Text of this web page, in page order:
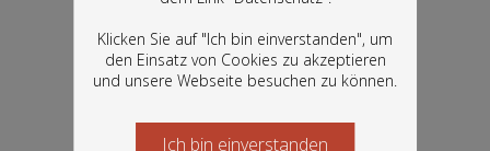
Klicken Sie auf "Ich bin einverstanden", um
den Einsatz von Cookies zu akzeptieren
und unsere Webseite besuchen zu können.
Bestände der Österreichischen
Nationalbibliothek: Bücher, Fotografien,
Grafiken und vieles mehr.
Ich bin einverstanden
Starten Sie jetzt